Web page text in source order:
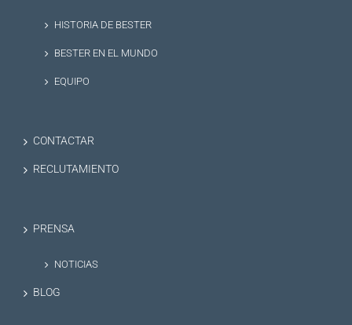
HISTORIA DE BESTER
BESTER EN EL MUNDO
EQUIPO
CONTACTAR
RECLUTAMIENTO
PRENSA
NOTICIAS
BLOG